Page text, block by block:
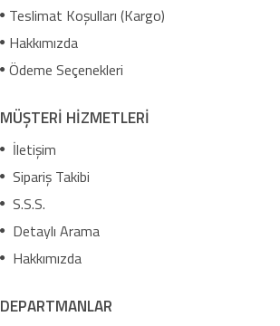
Teslimat Koşulları (Kargo)
Hakkımızda
Ödeme Seçenekleri
MÜŞTERİ HİZMETLERİ
İletişim
Sipariş Takibi
S.S.S.
Detaylı Arama
Hakkımızda
DEPARTMANLAR